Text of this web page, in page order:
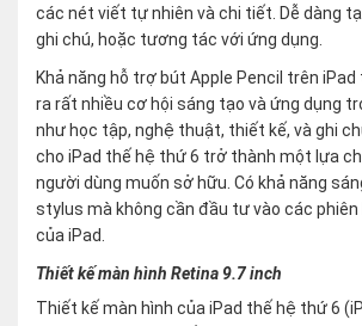
các nét viết tự nhiên và chi tiết. Dễ dàng
ghi chú, hoặc tương tác với ứng dụng.
Khả năng hỗ trợ bút Apple Pencil trên
ra rất nhiều cơ hội sáng tạo và ứng dụng
như học tập, nghệ thuật, thiết kế, và ghi
cho iPad thế hệ thứ 6 trở thành một lựa
người dùng muốn sở hữu. Có khả năng
stylus mà không cần đầu tư vào các phiên
của iPad.
Thiết kế màn hình Retina 9.7 inch
Thiết kế màn hình của iPad thế hệ thứ 6